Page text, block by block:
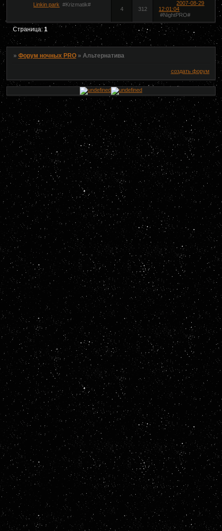
Linkin pаrk #Krizmatik#
4 312
2007-08-29
12:01:04
#NightPRO#
Страница: 1
» Форум ночных PRO » Альтернатива
создать форум